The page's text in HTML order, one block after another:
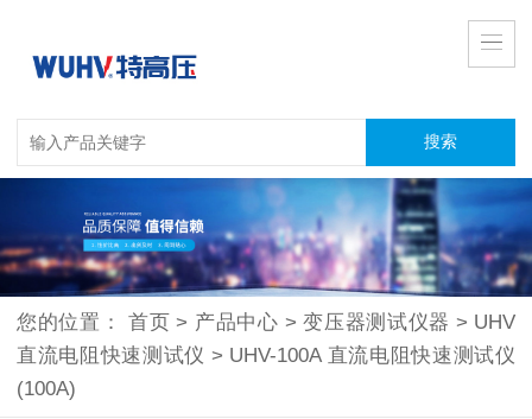
您的位置： 首页 > 产品中心 > 变压器测试仪器 > UHV
直流电阻快速测试仪 > UHV-100A 直流电阻快速测试仪
(100A)